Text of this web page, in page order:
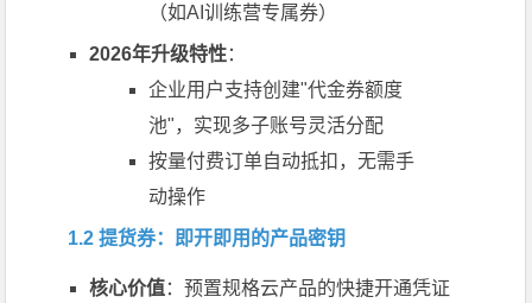
（如AI训练营专属券）
2026年升级特性：
企业用户支持创建"代金券额度
池"，实现多子账号灵活分配
按量付费订单自动抵扣，无需手
动操作
1.2 提货券：即开即用的产品密钥
核心价值：预置规格云产品的快捷开通凭证